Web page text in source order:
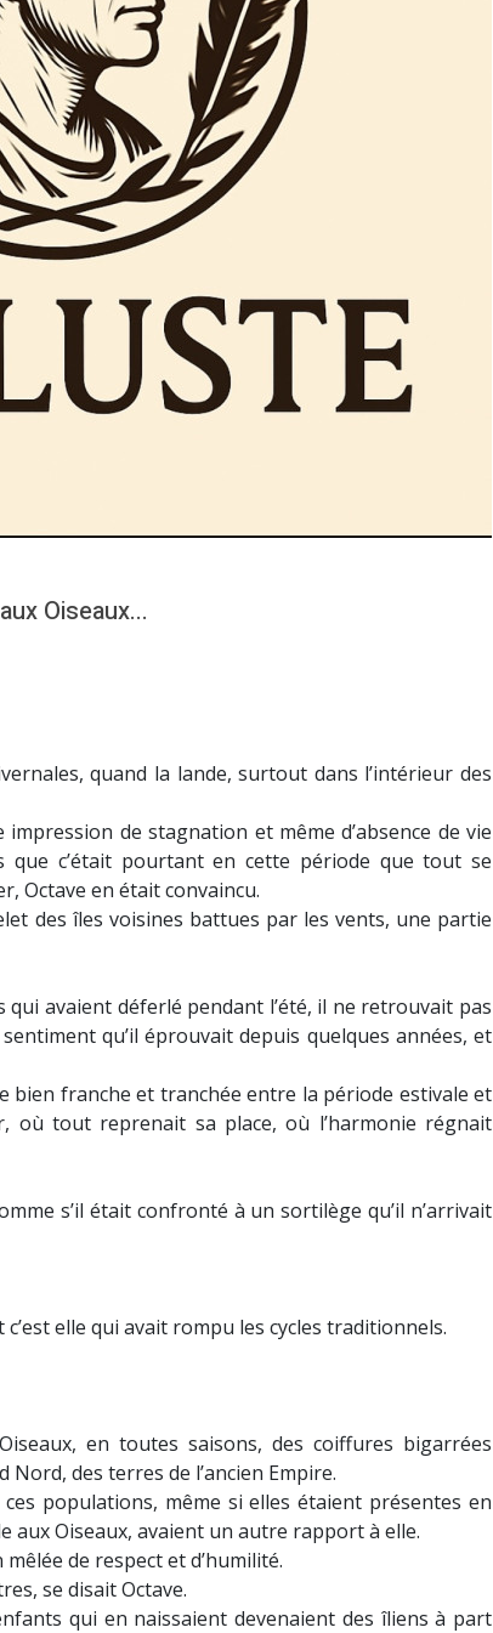
Oiseaux...
quand la lande, surtout dans l’intérieur des
de stagnation et même d’absence de vie
c’était pourtant en cette période que tout se
Octave en était convaincu.
des îles voisines battues par les vents, une partie
avaient déferlé pendant l’été, il ne retrouvait pas
qu’il éprouvait depuis quelques années, et
bien franche et tranchée entre la période estivale et
où tout reprenait sa place, où l’harmonie régnait
s’il était confronté à un sortilège qu’il n’arrivait
elle qui avait rompu les cycles traditionnels.
en toutes saisons, des coiffures bigarrées
des terres de l’ancien Empire.
ces populations, même si elles étaient présentes en
aux Oiseaux, avaient un autre rapport à elle.
de respect et d’humilité.
se disait Octave.
qui en naissaient devenaient des îliens à part